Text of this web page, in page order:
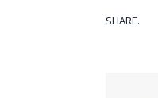
SHARE.